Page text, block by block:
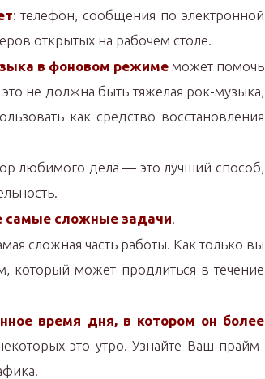
: телефон, сообщения по электронной
открытых на рабочем столе.
в фоновом режиме может помочь
не должна быть тяжелая рок-музыка,
как средство восстановления
любимого дела — это лучший способ,
самые сложные задачи.
сложная часть работы. Как только вы
который может продлиться в течение
время дня, в котором он более
это утро. Узнайте Ваш прайм-